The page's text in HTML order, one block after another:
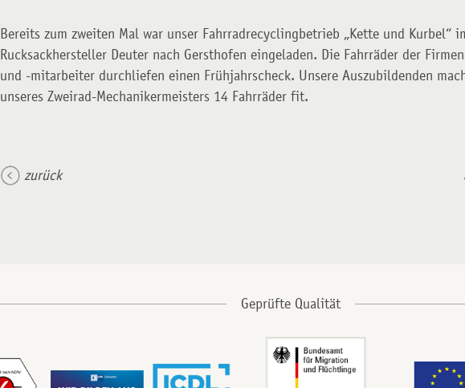
Bereits zum zweiten Mal war unser Fahrradrecyclingbetrieb „Kette und Kurbel“
Rucksackhersteller Deuter nach Gersthofen eingeladen. Die Fahrräder der
und -mitarbeiter durchliefen einen Frühjahrscheck. Unsere Auszubildenden
unseres Zweirad-Mechanikermeisters 14 Fahrräder fit.
zurück